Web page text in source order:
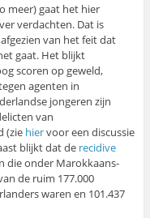
meer) gaat het hier
verdachten. Dat is
van het feit dat
gaat. Het blijkt
scoren op geweld,
agenten in
jongeren zijn
van
(zie hiervoor een discussie
blijkt dat de recidive
die onder Marokkaans-
de ruim 177.000
waren en 101.437